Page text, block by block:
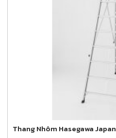
Thang Nhôm Hasegawa Japan